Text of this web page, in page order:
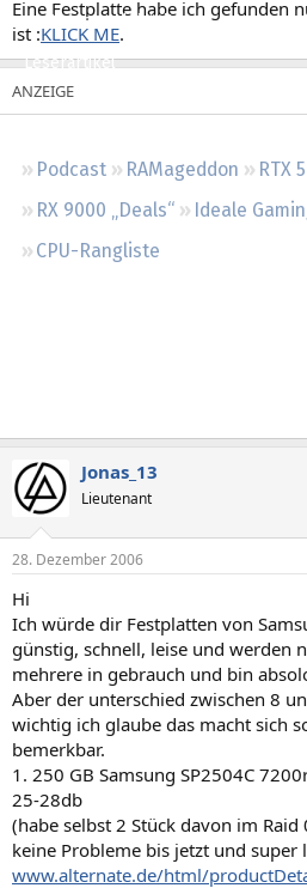
Neueste Aktivitäten
Leserartikel
Podcast RAMageddon
RTX
RX 9000 „Deals“
Ideale
CPU-Rangliste
Eine Festplatte habe ich gefunden
ist :KLICK ME.
Jonas_13
Lieutenant
28. Dezember 2006
Hi
Ich würde dir Festplatten von
günstig, schnell, leise und werden
mehrere in gebrauch und bin
Aber der unterschied zwischen 8
wichtig ich glaube das macht sich
bemerkbar.
1. 250 GB Samsung SP2504C
25-28db
(habe selbst 2 Stück davon im
keine Probleme bis jetzt und super
www.alternate.de/html/